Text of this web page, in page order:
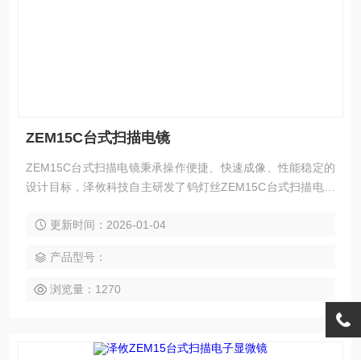
ZEM15C台式扫描电镜
ZEM15C台式扫描电镜秉承操作便捷、快速成像、性能稳定的
设计目标，泽攸科技自主研发了钨灯丝ZEM15C台式扫描电子
更新时间：2026-01-04
产品型号：
浏览量：1270